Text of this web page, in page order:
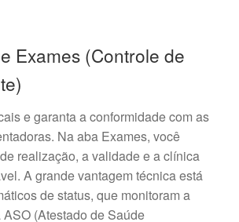
Exames (Controle de
e garanta a conformidade com as
Na aba Exames, você
realização, a validade e a clínica
A grande vantagem técnica está
de status, que monitoram a
(Atestado de Saúde